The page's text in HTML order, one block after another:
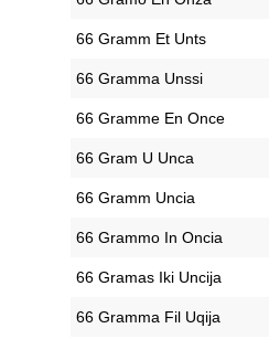
‎66 Gramm Et Unts
‎66 Gramma Unssi
‎66 Gramme En Once
‎66 Gram U Unca
‎66 Gramm Uncia
‎66 Grammo In Oncia
‎66 Gramas Iki Uncija
‎66 Gramma Fil Uqija